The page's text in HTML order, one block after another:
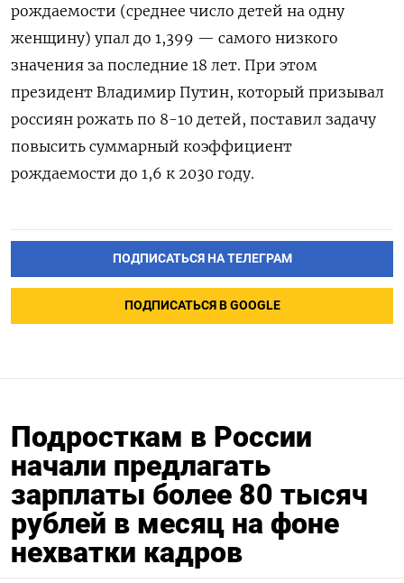
рождаемости (среднее число детей на одну
женщину) упал до 1,399 — самого низкого
значения за последние 18 лет. При этом
президент Владимир Путин, который призывал
россиян рожать по 8-10 детей, поставил задачу
повысить суммарный коэффициент
рождаемости до 1,6 к 2030 году.
ПОДПИСАТЬСЯ НА ТЕЛЕГРАМ
ПОДПИСАТЬСЯ В GOOGLE
Подросткам в России
начали предлагать
зарплаты более 80 тысяч
рублей в месяц на фоне
нехватки кадров